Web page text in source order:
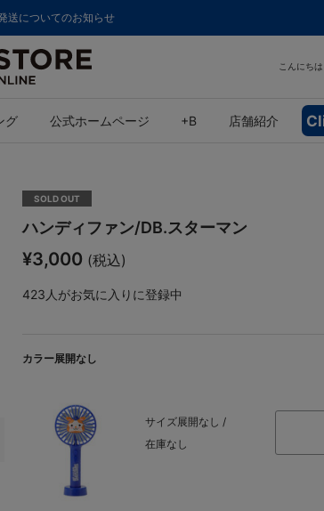
のご購入で送料無料
こんにちは
グ 公式ホームページ +B 店舗紹介
像
SOLD OUT
ハンディファン/DB.スターマン
¥3,000 (税込)
423人がお気に入りに登録中
カラー展開なし
サイズ展開なし /
在庫なし